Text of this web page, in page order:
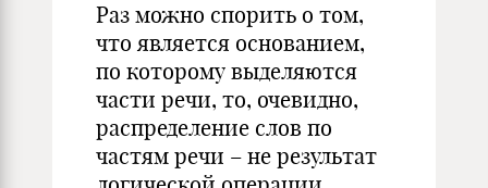
Раз можно спорить о том,
что является основанием,
по которому выделяются
части речи, то, очевидно,
распределение слов по
частям речи – не результат